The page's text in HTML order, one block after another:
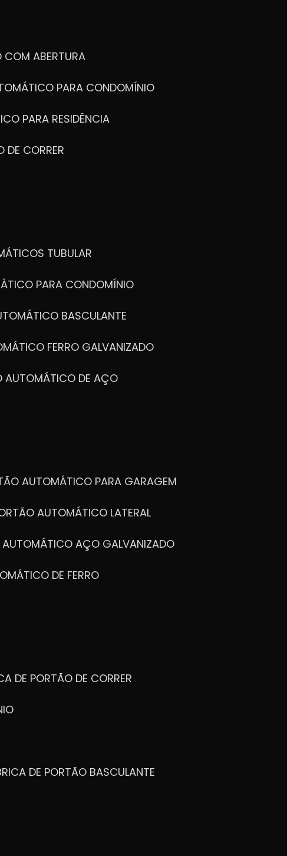
COM ABERTURA
PARA CONDOMÍNIO
PARA RESIDÊNCIA
DE CORRER
TUBULAR
PARA CONDOMÍNIO
BASCULANTE
FERRO GALVANIZADO
AUTOMÁTICO DE AÇO
AUTOMÁTICO PARA GARAGEM
AUTOMÁTICO LATERAL
AUTOMÁTICO AÇO GALVANIZADO
DE FERRO
DE PORTÃO DE CORRER
DE PORTÃO BASCULANTE